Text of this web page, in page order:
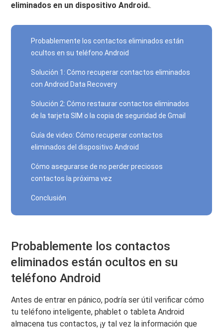
eliminados en un dispositivo Android..
Probablemente los contactos eliminados están
ocultos en su teléfono Android
Solución 1: Cómo recuperar contactos eliminados
con Android Data Recovery
Solución 2: Cómo restaurar contactos eliminados
de la tarjeta SIM o la copia de seguridad de Gmail
Guía de video: Cómo recuperar contactos
eliminados del dispositivo Android
Cómo asegurarse de no perder preciosos
contactos la próxima vez
Conclusión
Probablemente los contactos
eliminados están ocultos en su
teléfono Android
Antes de entrar en pánico, podría ser útil verificar cómo
tu teléfono inteligente, phablet o tableta Android
almacena tus contactos, ¡y tal vez la información que